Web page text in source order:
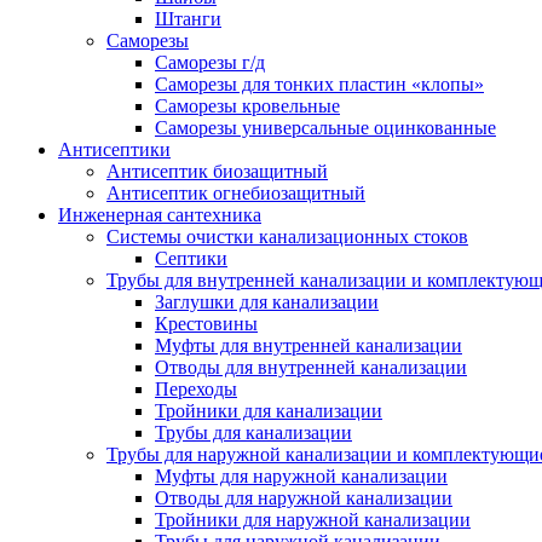
Штанги
Саморезы
Саморезы г/д
Саморезы для тонких пластин «клопы»
Саморезы кровельные
Саморезы универсальные оцинкованные
Антисептики
Антисептик биозащитный
Антисептик огнебиозащитный
Инженерная сантехника
Системы очистки канализационных стоков
Септики
Трубы для внутренней канализации и
Заглушки для канализации
Крестовины
Муфты для внутренней канализации
Отводы для внутренней канализации
Переходы
Тройники для канализации
Трубы для канализации
Трубы для наружной канализации и
Муфты для наружной канализации
Отводы для наружной канализации
Тройники для наружной канализации